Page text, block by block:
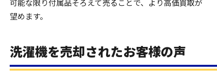
可能な限り付属品そろえて売ることで、より高価買取が
望めます。
洗濯機を売却されたお客様の声